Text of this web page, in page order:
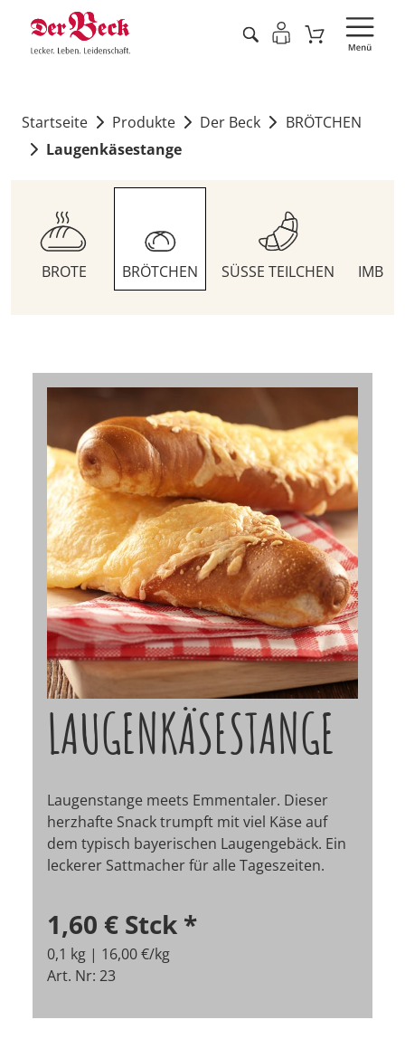
Startseite Produkte Der Beck
BRÖTCHEN
Laugenkäsestange
BROTE BRÖTCHEN SÜSSE TEILCHEN
LAUGENKÄSESTANGE
Laugenstange meets Emmentaler. Dieser
herzhafte Snack trumpft mit viel Käse auf
dem typisch bayerischen Laugengebäck. Ein
leckerer Sattmacher für alle Tageszeiten.
1,60 € Stck *
0,1 kg | 16,00 €/kg
Art. Nr: 23